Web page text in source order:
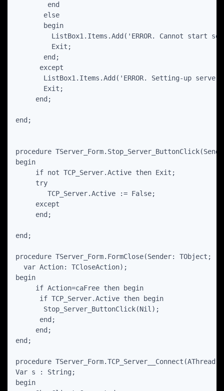
        end
       else
       begin
ListBox1.Items.Add('ERROR. Cannot start
         Exit;
       end;
      except
ListBox1.Items.Add('ERROR. Setting-up server
       Exit;
     end;
end;
procedure
begin
     if not TCP_Server.Active then Exit;
     try
        TCP_Server.Active := False;
     except
     end;
end;
procedure TServer_Form.FormClose(Sender: TObject;
  var Action: TCloseAction);
begin
     if Action=caFree then begin
      if TCP_Server.Active then begin
       Stop_Server_ButtonClick(Nil);
      end;
     end;
end;
procedure
Var s : String;
begin